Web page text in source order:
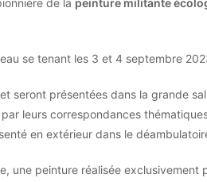
de la peinture militante
se tenant les 3 et 4 septembre
seront présentées dans la grande
leurs correspondances
en extérieur dans le
peinture réalisée exclusivement